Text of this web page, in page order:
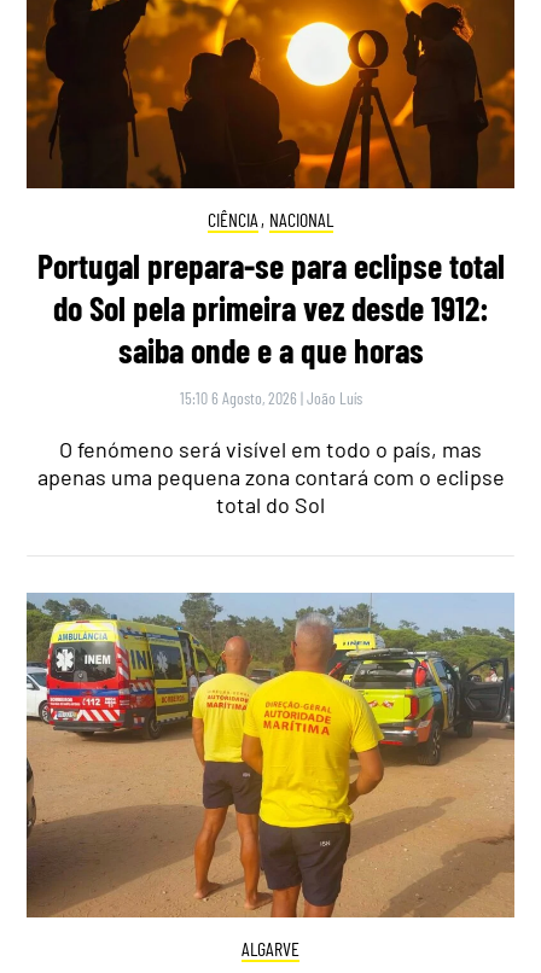
CIÊNCIA , NACIONAL
Portugal prepara-se para eclipse total
do Sol pela primeira vez desde 1912:
saiba onde e a que horas
15:10 6 Agosto, 2026 |João Luís
O fenómeno será visível em todo o país, mas
apenas uma pequena zona contará com o eclipse
total do Sol
ALGARVE